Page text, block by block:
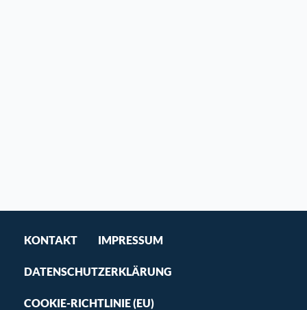
KONTAKT IMPRESSUM
DATENSCHUTZERKLÄRUNG
COOKIE-RICHTLINIE (EU)